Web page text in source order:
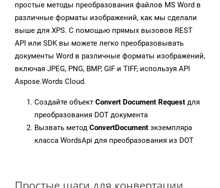
простые методы преобразования файлов MS Word в
различные форматы изображений, как мы сделали
выше для XPS. С помощью прямых вызовов REST
API или SDK вы можете легко преобразовывать
документы Word в различные форматы изображений,
включая JPEG, PNG, BMP, GIF и TIFF, используя API
Aspose.Words Cloud.
Создайте объект Convert Document Request для
преобразования DOT документа
Вызвать метод ConvertDocument экземпляра
класса WordsApi для преобразования из DOT